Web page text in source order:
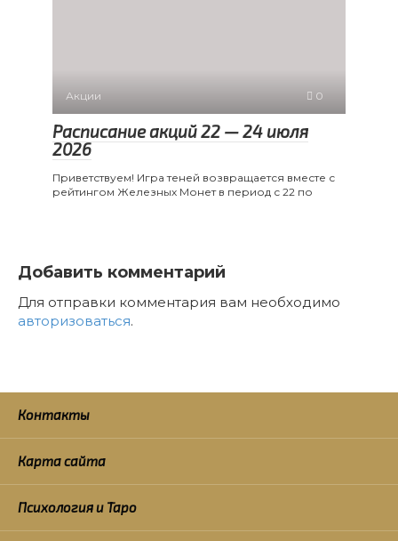
Акции 0
Расписание акций 22 — 24 июля
2026
Приветствуем! Игра теней возвращается вместе с
рейтингом Железных Монет в период с 22 по
Добавить комментарий
Для отправки комментария вам необходимо
авторизоваться.
Контакты
Карта сайта
Психология и Таро